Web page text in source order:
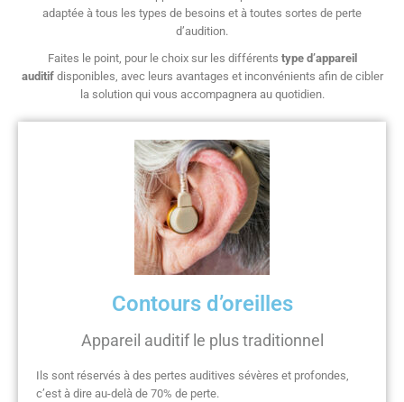
adaptée à tous les types de besoins et à toutes sortes de perte
d’audition.
Faites le point, pour le choix sur les différents type d’appareil
auditifdisponibles, avec leurs avantages et inconvénients afin de cibler
la solution qui vous accompagnera au quotidien.
Contours d’oreilles
Appareil auditif le plus traditionnel
Ils sont réservés à des pertes auditives sévères et profondes,
c’est à dire au-delà de 70% de perte.